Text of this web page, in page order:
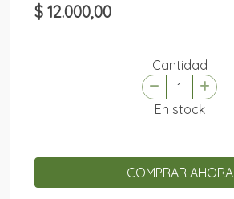
$ 12.000,00
Cantidad
En stock
COMPRAR AHORA